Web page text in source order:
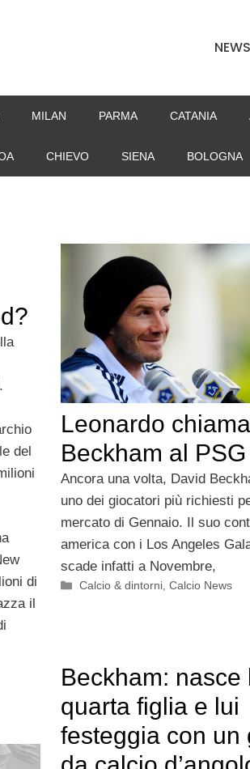
NEWS
MILAN PARMA CATANIA
CHIEVO SIENA BOLOGNA
del
di
il
Leonardo chiama
Beckham al PSG
Ancora una volta, David
uno dei giocatori più richiesti
mercato di Gennaio. Il suo
america con i Los Angeles
scade infatti a Novembre,
Categorie
Calcio & dintorni,Calcio News
Beckham: nasce
quarta figlia e lui
festeggia con un